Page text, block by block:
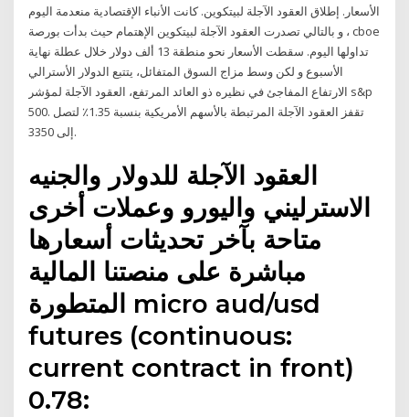
الأسعار. إطلاق العقود الآجلة لبيتكوين. كانت الأنباء الإقتصادية منعدمة اليوم
، و بالتالي تصدرت العقود الآجلة لبيتكوين الإهتمام حيث بدأت بورصة cboe
تداولها اليوم. سقطت الأسعار نحو منطقة 13 ألف دولار خلال عطلة نهاية
الأسبوع و لكن وسط مزاج السوق المتفائل، يتتبع الدولار الأسترالي
الارتفاع المفاجئ في نظيره ذو العائد المرتفع، العقود الآجلة لمؤشر s&p
500. تقفز العقود الآجلة المرتبطة بالأسهم الأمريكية بنسبة 1.35٪ لتصل
إلى 3350.
العقود الآجلة للدولار والجنيه
الاسترليني واليورو وعملات أخرى
متاحة بآخر تحديثات أسعارها
مباشرة على منصتنا المالية
المتطورة micro aud/usd
futures (continuous:
current contract in front)
0.78: